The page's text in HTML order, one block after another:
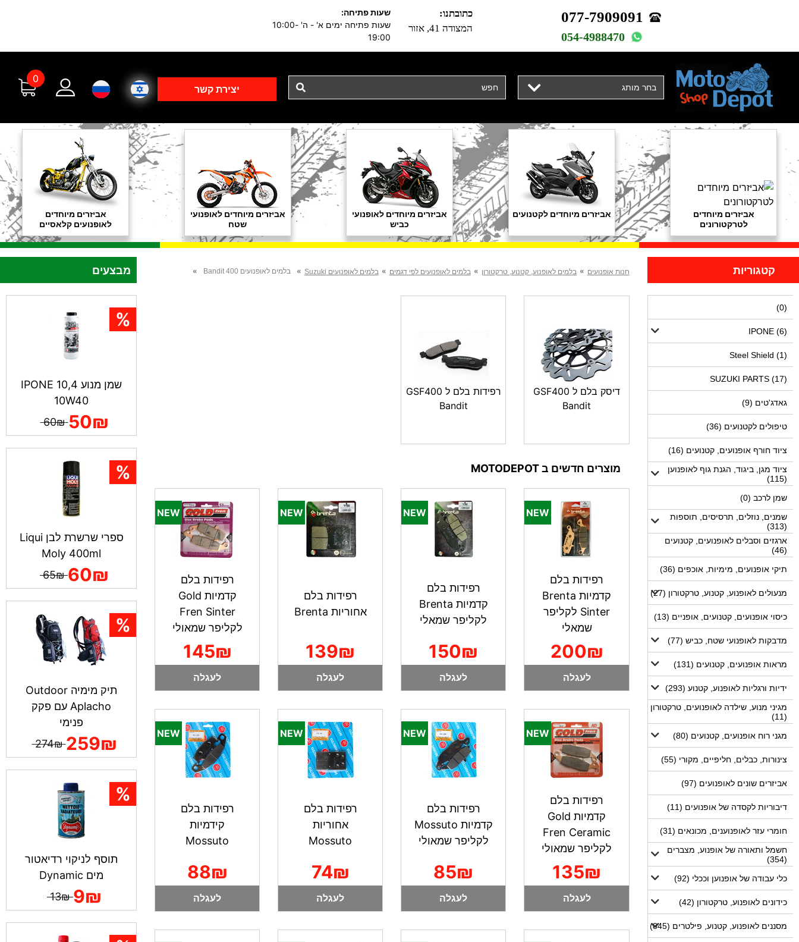
077-7909091
054-4988470
כתובתנו:
המצודה 41, אזור
שעות פתיחה:
שעות פתיחה ימים א' - ה' 10:00-
19:00
בחר מותג יצירת קשר
0
אביזרים מיוחדים
לטרקטורונים
אביזרים מיוחדים לקטנועים
אביזרים מיוחדים לאופנועי
כביש
אביזרים מיוחדים לאופנועי
שטח
אביזרים מיוחדים
לאופנועים קלאסיים
קטגוריות
(0)
IPONE (6)
Steel Shield (1)
SUZUKI PARTS (17)
גאדג'טים (9)
טיפולים לקטנועים (36)
ציוד חורף אופנועים, קטנועים (16)
ציוד מגן, ביגוד, הגנת גוף לאופנוען
(115)
שמן לרכב (0)
שמנים, נוזלים, תרסיסים, תוספות
(313)
ארגזים וסבלים לאופנועים, קטנועים
(46)
תיקי אופנועים, מימיות, אוכפים (36)
מנעולים לאופנוע, קטנוע, טרקטורון (27)
כיסוי אופנועים, קטנועים, אופניים (13)
מדבקות לאופנועי שטח, כביש (77)
מראות אופנועים, קטנועים (131)
ידיות ורגליות לאופנוע, קטנוע (293)
מגיני מנוע, שילדה לאופנועים, טרקטורון
(11)
מגני רוח אופנועים, קטנועים (80)
צינורות, כבלים, חליפיים, מקורי (55)
אביזרים שונים לאופנועים (97)
דיבוריות לקסדה של אופנועים (11)
חומרי עזר לאופנוענים, מכונאים (31)
חשמל ותאורה של אופנוע, מצברים
(354)
כלי עבודה של אופנוען וככלי (92)
כידונים לאופנוע, טרקטורון (42)
מסננים לאופנוע, קטנוע, פילטרים (845)
חנות אופנועים » בלמים לאופנוע, קטנוע, טרקטורון » בלמים לאופנועים לפי דגמים » בלמים לאופנועים Suzuki » בלמים לאופנועים Bandit 400 »
דיסק בלם ל GSF400
Bandit
רפידות בלם ל GSF400
Bandit
מוצרים חדשים ב MOTODEPOT
רפידות בלם
קדמיות Brenta
Sinter לקליפר
שמאלי
200₪
לעגלה
רפידות בלם
קדמיות Brenta
לקליפר שמאלי
150₪
לעגלה
רפידות בלם
אחוריות Brenta
139₪
לעגלה
רפידות בלם
קדמיות Gold
Fren Sinter
לקליפר שמאולי
145₪
לעגלה
רפידות בלם
קדמיות Gold
Fren Ceramic
לקליפר שמאולי
135₪
לעגלה
רפידות בלם
קדמיות Mossuto
לקליפר שמאולי
85₪
לעגלה
רפידות בלם
אחוריות
Mossuto
74₪
לעגלה
רפידות בלם
קידמיות
Mossuto
88₪
לעגלה
מבצעים
שמן מנוע IPONE 10,4
10W40
50₪
60₪
ספרי שרשרת לבן Liqui
Moly 400ml
60₪
65₪
תיק מימיה Outdoor
Aplacho עם פקק
פנימי
259₪
274₪
תוסף לניקוי רדיאטור
מים Dynamic
9₪
13₪